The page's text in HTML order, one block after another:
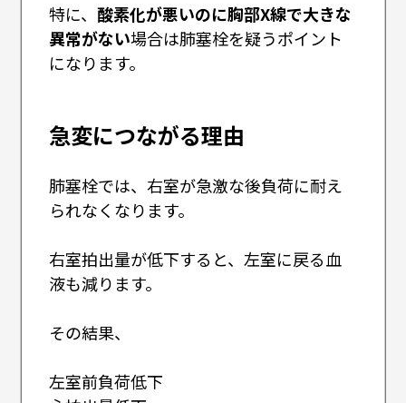
特に、酸素化が悪いのに胸部X線で大きな
異常がない場合は肺塞栓を疑うポイント
になります。
急変につながる理由
肺塞栓では、右室が急激な後負荷に耐え
られなくなります。
右室拍出量が低下すると、左室に戻る血
液も減ります。
その結果、
左室前負荷低下